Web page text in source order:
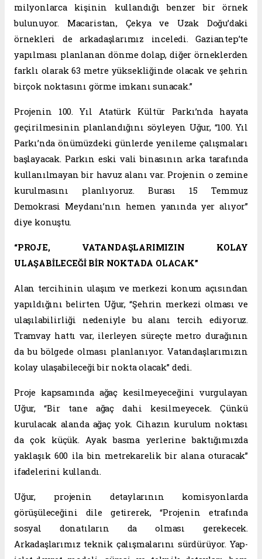
milyonlarca kişinin kullandığı benzer bir örnek
bulunuyor. Macaristan, Çekya ve Uzak Doğu’daki
örnekleri de arkadaşlarımız inceledi. Gaziantep’te
yapılması planlanan dönme dolap, diğer örneklerden
farklı olarak 63 metre yüksekliğinde olacak ve şehrin
birçok noktasını görme imkanı sunacak.”
Projenin 100. Yıl Atatürk Kültür Parkı’nda hayata
geçirilmesinin planlandığını söyleyen Uğur, “100. Yıl
Parkı’nda önümüzdeki günlerde yenileme çalışmaları
başlayacak. Parkın eski vali binasının arka tarafında
kullanılmayan bir havuz alanı var. Projenin o zemine
kurulmasını planlıyoruz. Burası 15 Temmuz
Demokrasi Meydanı’nın hemen yanında yer alıyor”
diye konuştu.
“PROJE, VATANDAŞLARIMIZIN KOLAY
ULAŞABİLECEĞİ BİR NOKTADA OLACAK”
Alan tercihinin ulaşım ve merkezi konum açısından
yapıldığını belirten Uğur, “Şehrin merkezi olması ve
ulaşılabilirliği nedeniyle bu alanı tercih ediyoruz.
Tramvay hattı var, ilerleyen süreçte metro durağının
da bu bölgede olması planlanıyor. Vatandaşlarımızın
kolay ulaşabileceği bir nokta olacak” dedi.
Proje kapsamında ağaç kesilmeyeceğini vurgulayan
Uğur, “Bir tane ağaç dahi kesilmeyecek. Çünkü
kurulacak alanda ağaç yok. Cihazın kurulum noktası
da çok küçük. Ayak basma yerlerine baktığımızda
yaklaşık 600 ila bin metrekarelik bir alana oturacak”
ifadelerini kullandı.
Uğur, projenin detaylarının komisyonlarda
görüşüleceğini dile getirerek, “Projenin etrafında
sosyal donatıların da olması gerekecek.
Arkadaşlarımız teknik çalışmalarını sürdürüyor. Yap-